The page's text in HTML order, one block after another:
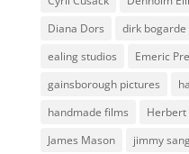
Diana Dors
dirk bogarde
ealing studios
Emeric
gainsborough pictures
handmade films
Herbert
James Mason
jimmy